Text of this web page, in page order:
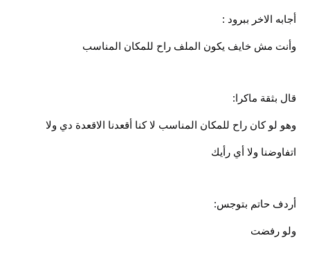
أجابه الاخر ببرود :
وأنت مش خايف يكون الملف راح للمكان المناسب
قال بثقة ماكرا:
وهو لو كان راح للمكان المناسب لا كنا أقعدنا الاقعدة دي ولا
اتفاوضنا ولا أي رأيك
أردف حاتم بتوجس:
ولو رفضت